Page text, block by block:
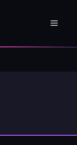
Menü